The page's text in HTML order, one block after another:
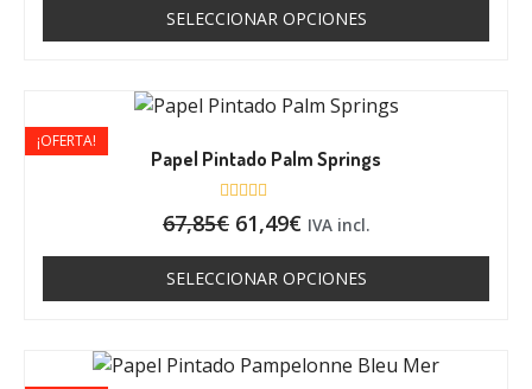
r
a
o
d
e
5
SELECCIONAR OPCIONES
Papel Pintado Palm Springs
V
a
r
a
o
¡OFERTA!
67,85€ 61,49€ IVA incl.
SELECCIONAR OPCIONES